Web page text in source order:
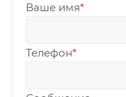
Ваше имя*
Телефон*